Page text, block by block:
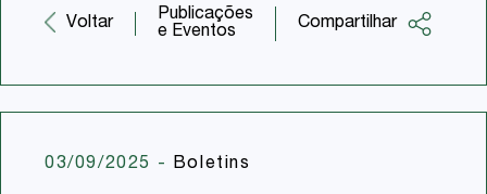
Voltar
Publicações
e Eventos
Compartilhar
Twitter
03/09/2025 - Boletins